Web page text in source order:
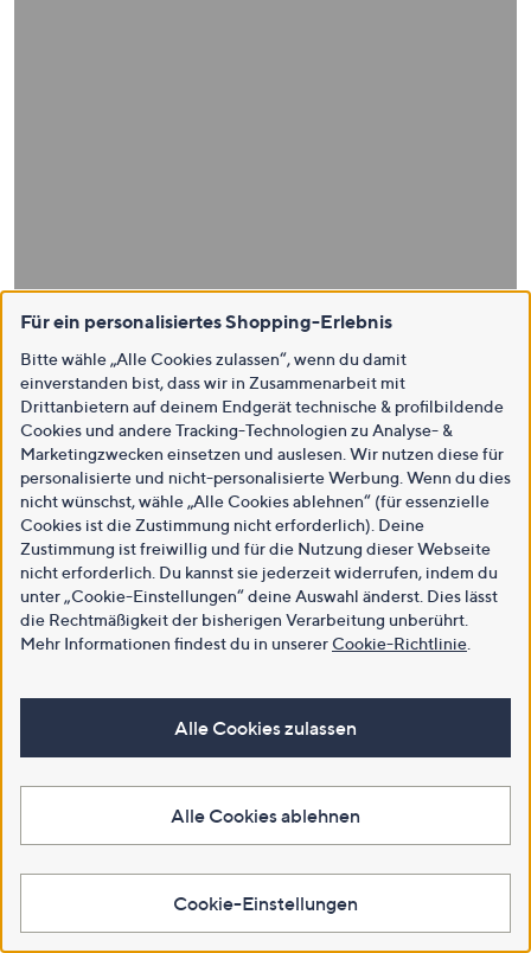
Für ein personalisiertes Shopping-Erlebnis
Bitte wähle „Alle Cookies zulassen“, wenn du damit
einverstanden bist, dass wir in Zusammenarbeit mit
Drittanbietern auf deinem Endgerät technische & profilbildende
Cookies und andere Tracking-Technologien zu Analyse- &
Marketingzwecken einsetzen und auslesen. Wir nutzen diese für
personalisierte und nicht-personalisierte Werbung. Wenn du dies
nicht wünschst, wähle „Alle Cookies ablehnen“ (für essenzielle
Cookies ist die Zustimmung nicht erforderlich). Deine
Zustimmung ist freiwillig und für die Nutzung dieser Webseite
nicht erforderlich. Du kannst sie jederzeit widerrufen, indem du
unter „Cookie-Einstellungen“ deine Auswahl änderst. Dies lässt
die Rechtmäßigkeit der bisherigen Verarbeitung unberührt.
Mehr Informationen findest du in unsererCookie-Richtlinie
Alle Cookies zulassen
Alle Cookies ablehnen
Cookie-Einstellungen